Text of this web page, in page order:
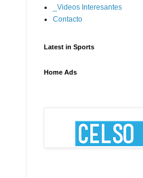
_Videos Interesantes
Contacto
Latest in Sports
Home Ads